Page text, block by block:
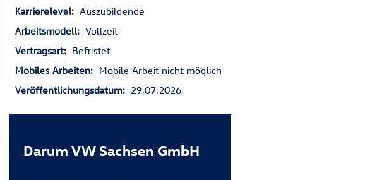
Karrierelevel: Auszubildende
Arbeitsmodell: Vollzeit
Vertragsart: Befristet
Mobiles Arbeiten: Mobile Arbeit nicht möglich
Veröffentlichungsdatum: 29.07.2026
Darum VW Sachsen GmbH